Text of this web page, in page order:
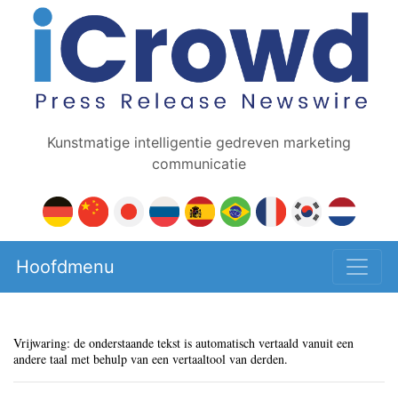
Kunstmatige intelligentie gedreven marketing
communicatie
Hoofdmenu
Vrijwaring: de onderstaande tekst is automatisch vertaald vanuit een
andere taal met behulp van een vertaaltool van derden.